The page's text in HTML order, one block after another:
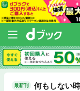
最新刊 何もしない